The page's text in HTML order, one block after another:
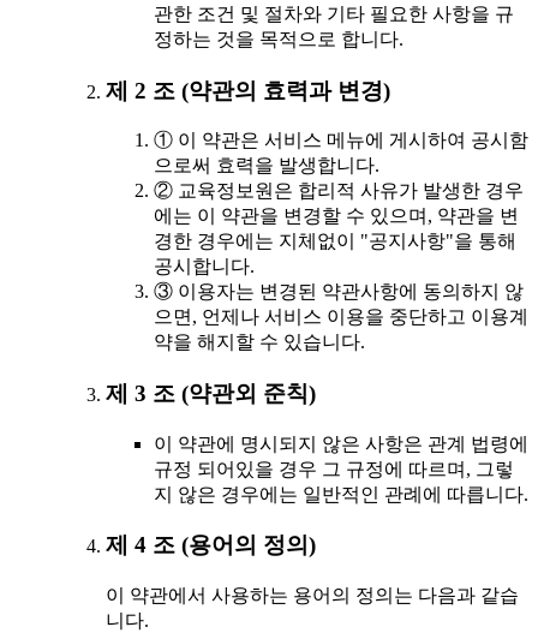
관한 조건 및 절차와 기타 필요한 사항을 규
정하는 것을 목적으로 합니다.
제 2 조 (약관의 효력과 변경)
① 이 약관은 서비스 메뉴에 게시하여 공시함
으로써 효력을 발생합니다.
② 교육정보원은 합리적 사유가 발생한 경우
에는 이 약관을 변경할 수 있으며, 약관을 변
경한 경우에는 지체없이 "공지사항"을 통해
공시합니다.
③ 이용자는 변경된 약관사항에 동의하지 않
으면, 언제나 서비스 이용을 중단하고 이용계
약을 해지할 수 있습니다.
제 3 조 (약관외 준칙)
이 약관에 명시되지 않은 사항은 관계 법령에
규정 되어있을 경우 그 규정에 따르며, 그렇
지 않은 경우에는 일반적인 관례에 따릅니다.
제 4 조 (용어의 정의)
이 약관에서 사용하는 용어의 정의는 다음과 같습
니다.